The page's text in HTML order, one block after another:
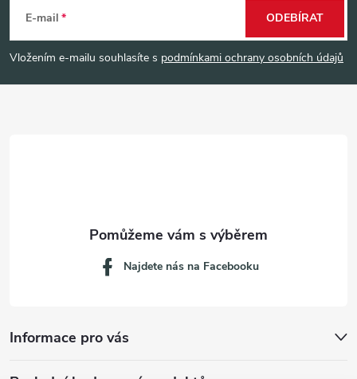
p
a
E-mail
Vložením e-mailu souhlasíte s podmínkami ochrany osobních údajů
ODEBÍRAT
Informace pro vás
Najdete nás na Facebooku